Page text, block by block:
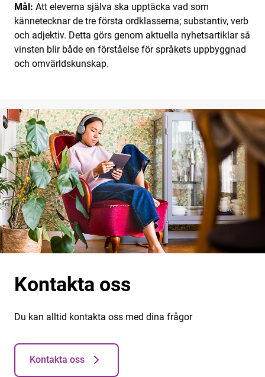
Mål: Att eleverna själva ska upptäcka vad som
kännetecknar de tre första ordklasserna; substantiv, verb
och adjektiv. Detta görs genom aktuella nyhetsartiklar så
vinsten blir både en förståelse för språkets uppbyggnad
och omvärldskunskap.
Kontakta oss
Du kan alltid kontakta oss med dina frågor
Kontakta oss